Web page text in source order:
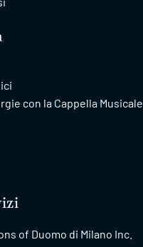
con la Cappella Musicale
of Duomo di Milano Inc.